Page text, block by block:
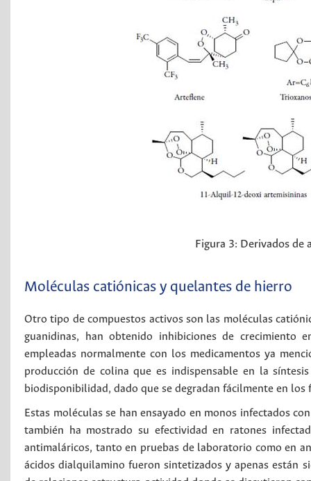
Figura 3: Derivados de
Moléculas catiónicas y quelantes de hierro
Otro tipo de compuestos activos son las moléculas
guanidinas, han obtenido inhibiciones de crecimiento
empleadas normalmente con los medicamentos ya
producción de colina que es indispensable en la
biodisponibilidad, dado que se degradan fácilmente en
Estas moléculas se han ensayado en monos infectados
también ha mostrado su efectividad en ratones
antimaláricos, tanto en pruebas de laboratorio como en
ácidos dialquilamino fueron sintetizados y apenas están